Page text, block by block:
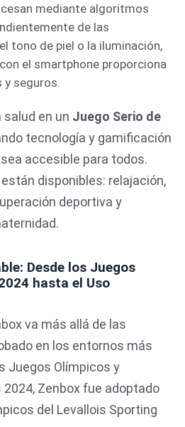
mediante algoritmos
de las
tono de piel o la iluminación,
el smartphone proporciona
seguros.
en un Juego Serio de
tecnología y gamificación
accesible para todos.
disponibles: relajación,
deportiva y
Desde los Juegos
hasta el Uso
va más allá de las
en los entornos más
Juegos Olímpicos y
Zenbox fue adoptado
del Levallois Sporting